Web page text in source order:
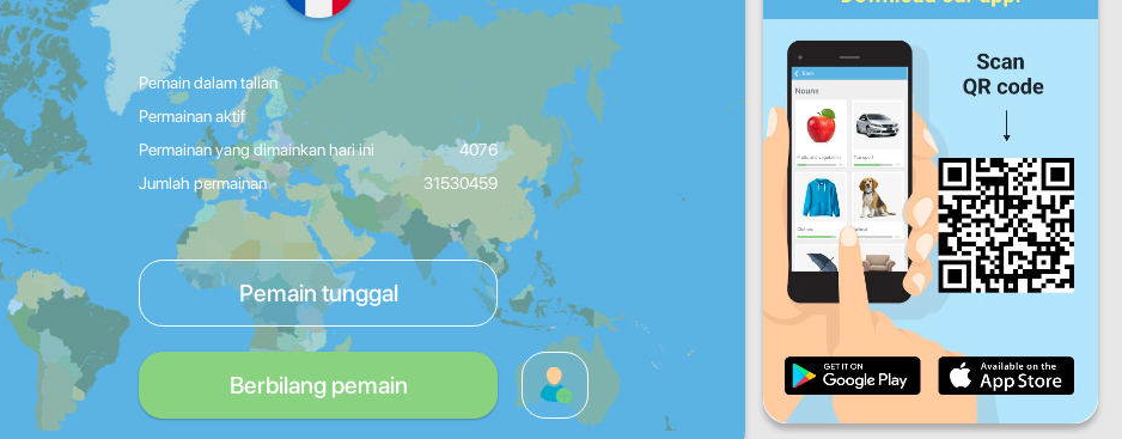
Pemain dalam talian
Permainan aktif
Permainan yang dimainkan hari ini
4076
Jumlah permainan
31530459
Pemain tunggal
Berbilang pemain
Isnin Rabu Kha
Sab Ahad
Kemajuan harian
Kemajuan bulanan
Kemajuan secara keseluruhan